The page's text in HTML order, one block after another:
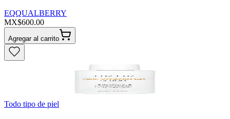
EQQUALBERRY
MX$600.00
Agregar al carrito
Todo tipo de piel